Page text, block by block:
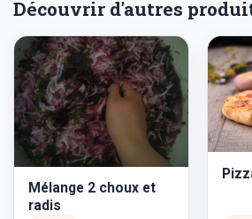
Découvrir d'autres
Mélange 2 choux et
radis